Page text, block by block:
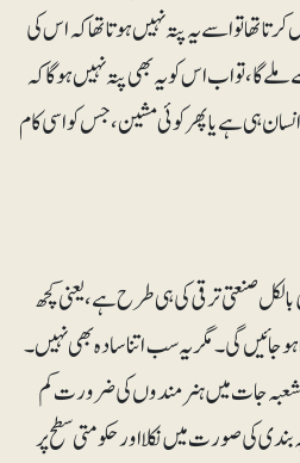
تھا تو اسے یہ پتہ نہیں ہوتا تھا کہ اس کی
گا، تو اب اس کو یہ بھی پتہ نہیں ہوگا کہ
ہی ہے یا پھر کوئی مشین، جس کو اسی کام
بالکل صنعتی ترقی کی ہی طرح ہے، یعنی کچھ
گی۔ مگر یہ سب اتنا سادہ بھی نہیں۔
جات میں ہنرمندوں کی ضرورت کم
بندی کی صورت میں نکلا اور حکومتی سطح پر